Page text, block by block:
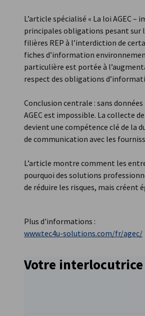
L’article spécialisé « La loi AGEC
principales obligations pesant sur
filières REP à l’interdiction de
fiches d’information
particulière est portée à
respect des obligations
Conclusion centrale : sans
AGEC est impossible. La collecte
devient une compétence clé de la
de communication avec les
L’article montre comment les
pourquoi des solutions
de réduire les risques, mais
Plus d'informations :
www.tec4u-solutions.com/fr/agec/
Votre interlocutrice